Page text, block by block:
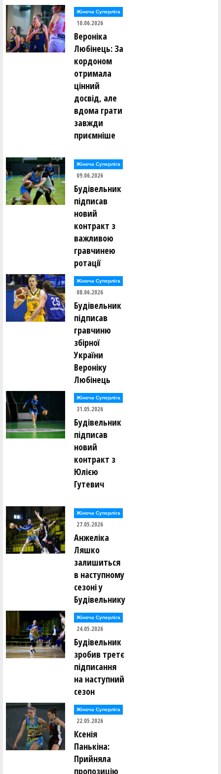
Жіноча Суперліга
10.06.2026
Вероніка
Любінець: За
кордоном
отримала
цінний
досвід, але
вдома грати
завжди
приємніше
Жіноча Суперліга
09.06.2026
Будівельник
підписав
новий
контракт з
важливою
гравчинею
ротації
Жіноча Суперліга
08.06.2026
Будівельник
підписав
гравчиню
збірної
України
Вероніку
Любінець
Жіноча Суперліга
31.05.2026
Будівельник
підписав
новий
контракт з
Юлією
Гутевич
Жіноча Суперліга
27.05.2026
Анжеліка
Ляшко
залишиться
в наступному
сезоні у
Будівельнику
Жіноча Суперліга
24.05.2026
Будівельник
зробив третє
підписання
на наступний
сезон
Жіноча Суперліга
22.05.2026
Ксенія
Панькіна:
Прийняла
пропозицію